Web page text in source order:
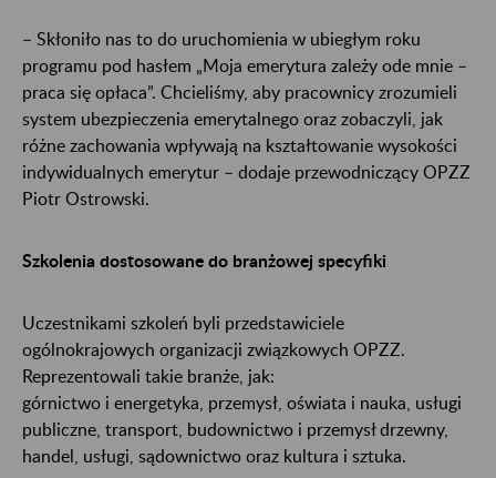
– Skłoniło nas to do uruchomienia w ubiegłym roku
programu pod hasłem „Moja emerytura zależy ode mnie –
praca się opłaca”. Chcieliśmy, aby pracownicy zrozumieli
system ubezpieczenia emerytalnego oraz zobaczyli, jak
różne zachowania wpływają na kształtowanie wysokości
indywidualnych emerytur – dodaje przewodniczący OPZZ
Piotr Ostrowski.
Szkolenia dostosowane do branżowej specyfiki
Uczestnikami szkoleń byli przedstawiciele
ogólnokrajowych organizacji związkowych OPZZ.
Reprezentowali takie branże, jak:
górnictwo i energetyka, przemysł, oświata i nauka, usługi
publiczne, transport, budownictwo i przemysł drzewny,
handel, usługi, sądownictwo oraz kultura i sztuka.